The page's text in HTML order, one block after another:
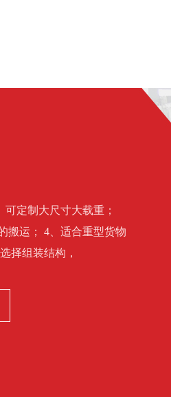
、可定制大尺寸大载重；
运； 4、适合重型货物
择组装结构，